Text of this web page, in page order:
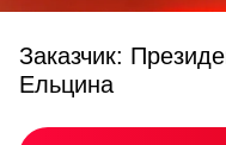
Заказчик:
Ельцина